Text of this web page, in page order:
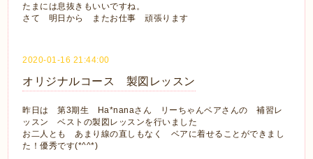
たまには息抜きもいいですね。
さて 明日から またお仕事 頑張ります
2020-01-16 21:44:00
オリジナルコース 製図レッスン
昨日は 第3期生 Ha*nanaさん リーちゃんベアさんの 補習レ
ッスン ベストの製図レッスンを行いました
お二人とも あまり線の直しもなく ベアに着せることができまし
た！優秀です(*^^*)